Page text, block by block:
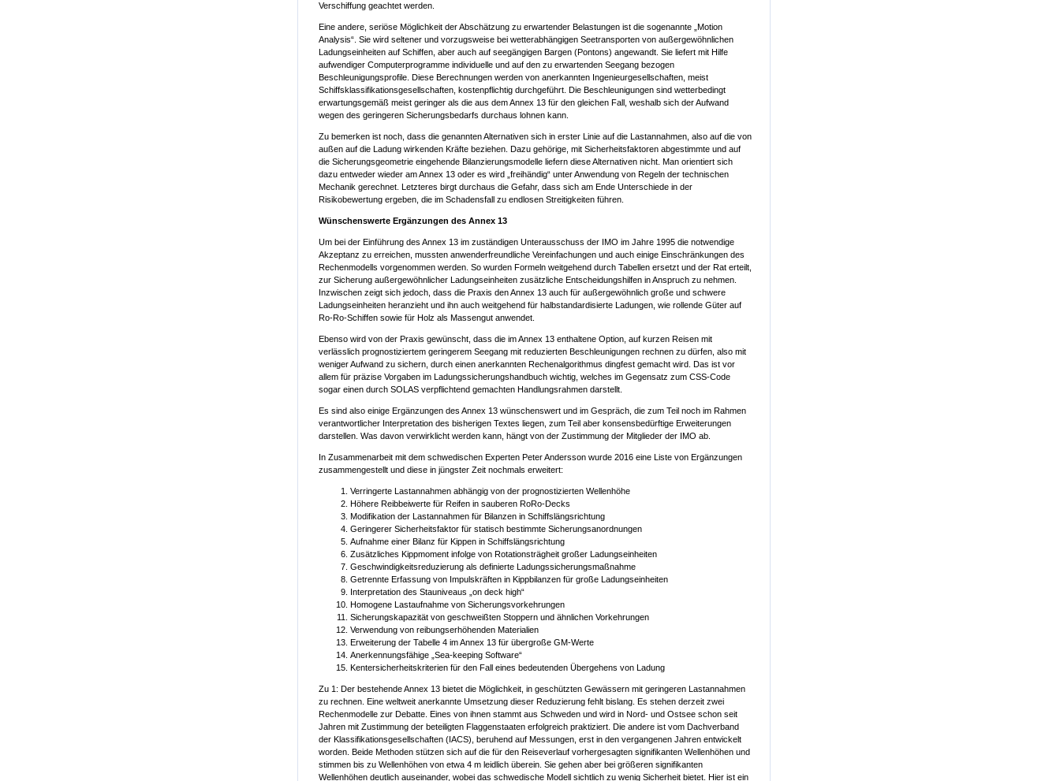
Verschiffung geachtet werden.
Eine andere, seriöse Möglichkeit der Abschätzung zu erwartender Belastungen ist die sogenannte „Motion
Analysis“. Sie wird seltener und vorzugsweise bei wetterabhängigen Seetransporten von außergewöhnlichen
Ladungseinheiten auf Schiffen, aber auch auf seegängigen Bargen (Pontons) angewandt. Sie liefert mit Hilfe
aufwendiger Computerprogramme individuelle und auf den zu erwartenden Seegang bezogen
Beschleunigungsprofile. Diese Berechnungen werden von anerkannten Ingenieurgesellschaften, meist
Schiffsklassifikationsgesellschaften, kostenpflichtig durchgeführt. Die Beschleunigungen sind wetterbedingt
erwartungsgemäß meist geringer als die aus dem Annex 13 für den gleichen Fall, weshalb sich der Aufwand
wegen des geringeren Sicherungsbedarfs durchaus lohnen kann.
Zu bemerken ist noch, dass die genannten Alternativen sich in erster Linie auf die Lastannahmen, also auf die von
außen auf die Ladung wirkenden Kräfte beziehen. Dazu gehörige, mit Sicherheitsfaktoren abgestimmte und auf
die Sicherungsgeometrie eingehende Bilanzierungsmodelle liefern diese Alternativen nicht. Man orientiert sich
dazu entweder wieder am Annex 13 oder es wird „freihändig“ unter Anwendung von Regeln der technischen
Mechanik gerechnet. Letzteres birgt durchaus die Gefahr, dass sich am Ende Unterschiede in der
Risikobewertung ergeben, die im Schadensfall zu endlosen Streitigkeiten führen.
Wünschenswerte Ergänzungen des Annex 13
Um bei der Einführung des Annex 13 im zuständigen Unterausschuss der IMO im Jahre 1995 die notwendige
Akzeptanz zu erreichen, mussten anwenderfreundliche Vereinfachungen und auch einige Einschränkungen des
Rechenmodells vorgenommen werden. So wurden Formeln weitgehend durch Tabellen ersetzt und der Rat erteilt,
zur Sicherung außergewöhnlicher Ladungseinheiten zusätzliche Entscheidungshilfen in Anspruch zu nehmen.
Inzwischen zeigt sich jedoch, dass die Praxis den Annex 13 auch für außergewöhnlich große und schwere
Ladungseinheiten heranzieht und ihn auch weitgehend für halbstandardisierte Ladungen, wie rollende Güter auf
Ro-Ro-Schiffen sowie für Holz als Massengut anwendet.
Ebenso wird von der Praxis gewünscht, dass die im Annex 13 enthaltene Option, auf kurzen Reisen mit
verlässlich prognostiziertem geringerem Seegang mit reduzierten Beschleunigungen rechnen zu dürfen, also mit
weniger Aufwand zu sichern, durch einen anerkannten Rechenalgorithmus dingfest gemacht wird. Das ist vor
allem für präzise Vorgaben im Ladungssicherungshandbuch wichtig, welches im Gegensatz zum CSS-Code
sogar einen durch SOLAS verpflichtend gemachten Handlungsrahmen darstellt.
Es sind also einige Ergänzungen des Annex 13 wünschenswert und im Gespräch, die zum Teil noch im Rahmen
verantwortlicher Interpretation des bisherigen Textes liegen, zum Teil aber konsensbedürftige Erweiterungen
darstellen. Was davon verwirklicht werden kann, hängt von der Zustimmung der Mitglieder der IMO ab.
In Zusammenarbeit mit dem schwedischen Experten Peter Andersson wurde 2016 eine Liste von Ergänzungen
zusammengestellt und diese in jüngster Zeit nochmals erweitert:
Verringerte Lastannahmen abhängig von der prognostizierten Wellenhöhe
Höhere Reibbeiwerte für Reifen in sauberen RoRo-Decks
Modifikation der Lastannahmen für Bilanzen in Schiffslängsrichtung
Geringerer Sicherheitsfaktor für statisch bestimmte Sicherungsanordnungen
Aufnahme einer Bilanz für Kippen in Schiffslängsrichtung
Zusätzliches Kippmoment infolge von Rotationsträgheit großer Ladungseinheiten
Geschwindigkeitsreduzierung als definierte Ladungssicherungsmaßnahme
Getrennte Erfassung von Impulskräften in Kippbilanzen für große Ladungseinheiten
Interpretation des Stauniveaus „on deck high“
Homogene Lastaufnahme von Sicherungsvorkehrungen
Sicherungskapazität von geschweißten Stoppern und ähnlichen Vorkehrungen
Verwendung von reibungserhöhenden Materialien
Erweiterung der Tabelle 4 im Annex 13 für übergroße GM-Werte
Anerkennungsfähige „Sea-keeping Software“
Kentersicherheitskriterien für den Fall eines bedeutenden Übergehens von Ladung
Zu 1: Der bestehende Annex 13 bietet die Möglichkeit, in geschützten Gewässern mit geringeren Lastannahmen
zu rechnen. Eine weltweit anerkannte Umsetzung dieser Reduzierung fehlt bislang. Es stehen derzeit zwei
Rechenmodelle zur Debatte. Eines von ihnen stammt aus Schweden und wird in Nord- und Ostsee schon seit
Jahren mit Zustimmung der beteiligten Flaggenstaaten erfolgreich praktiziert. Die andere ist vom Dachverband
der Klassifikationsgesellschaften (IACS), beruhend auf Messungen, erst in den vergangenen Jahren entwickelt
worden. Beide Methoden stützen sich auf die für den Reiseverlauf vorhergesagten signifikanten Wellenhöhen und
stimmen bis zu Wellenhöhen von etwa 4 m leidlich überein. Sie gehen aber bei größeren signifikanten
Wellenhöhen deutlich auseinander, wobei das schwedische Modell sichtlich zu wenig Sicherheit bietet. Hier ist ein